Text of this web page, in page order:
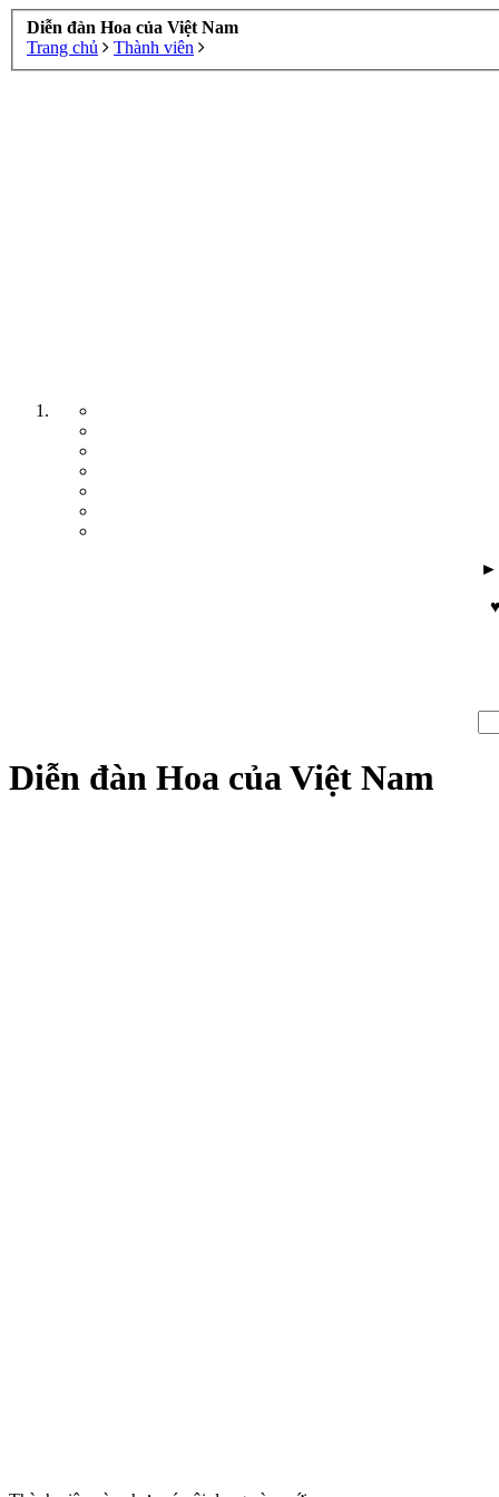
Diễn đàn Hoa của Việt Nam
Trang chủ
Thành viên
►
Diễn đàn Hoa của Việt Nam